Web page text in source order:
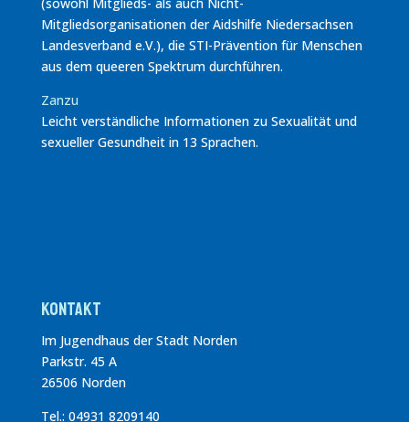
Mitgliedsorganisationen der Aidshilfe Niedersachsen
Landesverband e.V.), die STI-Prävention für Menschen
aus dem queeren Spektrum durchführen.
Zanzu
Leicht verständliche Informationen zu Sexualität und
sexueller Gesundheit in 13 Sprachen.
Kontakt
Im Jugendhaus der Stadt Norden
Parkstr. 45 A
26506 Norden
Tel.: 04931 8209140